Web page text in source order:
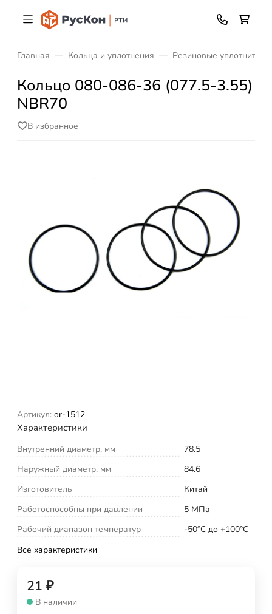
Главная Кольца и уплотнения Резиновые
Кольцо 080-086-36 (077.5-3.55)
NBR70
В избранное
Артикул: or-1512
Характеристики
Внутренний диаметр, мм
78.5
Наружный диаметр, мм
84.6
Изготовитель
Китай
Работоспособны при давлении
5 МПа
Рабочий диапазон температур
-50°С до +100°С
Все характеристики
21 ₽
В наличии